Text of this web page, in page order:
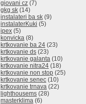
giovani cz (7)
gkg sk (14)
instalateri ba sk (9)
instalaterKuki (5)
ipex (5)
konvicka (8)
krtkovanie ba 24 (23)
krtkovanie ds (23)
krtkovanie galanta (10)
krtkovanie nitra24 (18)
krtkovanie non stop (25)
krtkovanie senec (10)
krtkovanie trnava (22)
lighthousems (28)
masterklima (6)